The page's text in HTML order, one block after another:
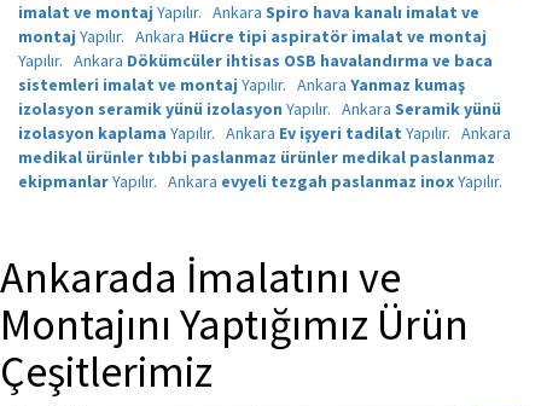
imalat ve montaj Yapılır. Ankara Spiro hava kanalı imalat ve
montaj Yapılır. Ankara Hücre tipi aspiratör imalat ve montaj
Yapılır. Ankara Dökümcüler ihtisas OSB havalandırma ve baca
sistemleri imalat ve montaj Yapılır. Ankara Yanmaz kumaş
izolasyon seramik yünü izolasyon Yapılır. Ankara Seramik yünü
izolasyon kaplama Yapılır. Ankara Ev işyeri tadilat Yapılır. Ankara
medikal ürünler tıbbi paslanmaz ürünler medikal paslanmaz
ekipmanlarYapılır. Ankara evyeli tezgah paslanmaz inoxYapılır.
Ankarada İmalatını ve
Montajını Yaptığımız Ürün
Çeşitlerimiz